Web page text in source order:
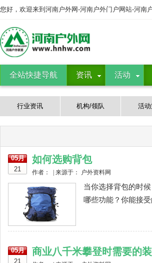
您好，欢迎来到河南户外网-河南户外门户网站-河南
全站快捷导航 资讯 活动
行业资讯 机构/领队 活动
05月
21
如何选购背包
作者： | 来源于： 户外资料网
当你选择背包的时
哪些功能？你能接
05月
21
商业八千米攀登时需要的